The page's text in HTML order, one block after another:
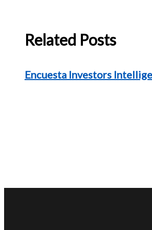
Related Posts
Encuesta Investors